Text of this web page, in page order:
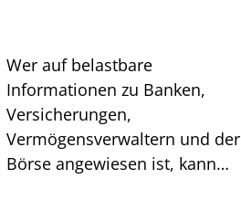
Wer auf belastbare
Informationen zu Banken,
Versicherungen,
Vermögensverwaltern und der
Börse angewiesen ist, kann